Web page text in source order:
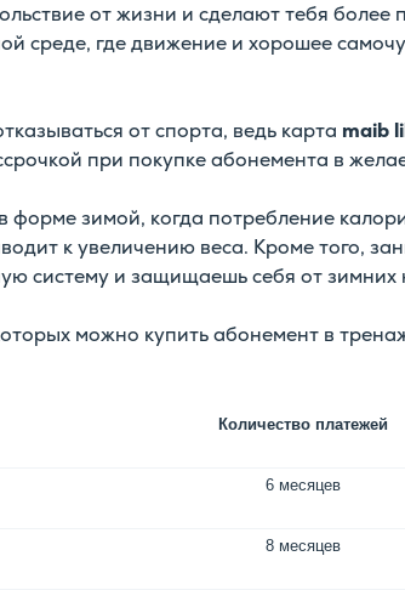
от жизни и сделают тебя более
среде, где движение и хорошее
от спорта, ведь карта maib
при покупке абонемента в
форме зимой, когда потребление
к увеличению веса. Кроме того,
систему и защищаешь себя от зимних
можно купить абонемент в
Количество платежей
6 месяцев
8 месяцев